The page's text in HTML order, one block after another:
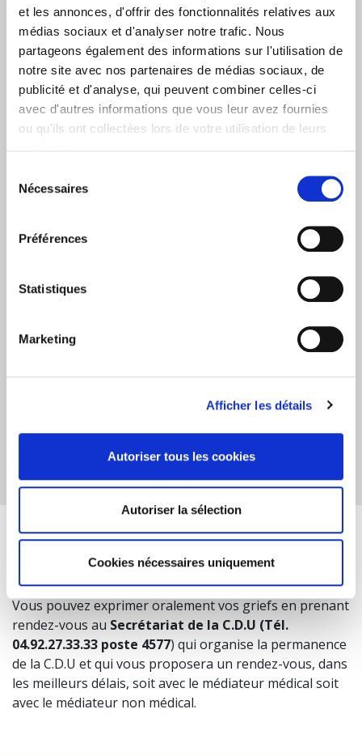
et les annonces, d'offrir des fonctionnalités relatives aux
médias sociaux et d'analyser notre trafic. Nous
partageons également des informations sur l'utilisation de
notre site avec nos partenaires de médias sociaux, de
publicité et d'analyse, qui peuvent combiner celles-ci
avec d'autres informations que vous leur avez fournies
ou qu'ils ont collectées lors de votre utilisation de leurs
Nécessaires
Préférences
Statistiques
Marketing
Afficher les détails
Autoriser tous les cookies
Autoriser la sélection
Cookies nécessaires uniquement
Médiateur médical
Titulaire : Dr P. CAMARASA
Suppléant : Dr A. ROUGOPOULOS
Médiateur non médical
Titulaire : Mme A. BELMON
Mme LIMON-DEPARCMEUR
Représentants supplémentaires siégeant à la CDU
Dr A. BENZAQUIN
Mme D. VERNIER
Représentant du personnel infirmier
Le Secrétariat de la C.D.U
(* la liste mise à jour de la CDU est disponible à l'accueil
de l'établissement ou dans les services de soins).
Vous pouvez exprimer oralement vos griefs en prenant
rendez-vous au Secrétariat de la C.D.U (Tél.
04.92.27.33.33 poste 4577) qui organise la permanence
de la C.D.U et qui vous proposera un rendez-vous, dans
les meilleurs délais, soit avec le médiateur médical soit
avec le médiateur non médical.